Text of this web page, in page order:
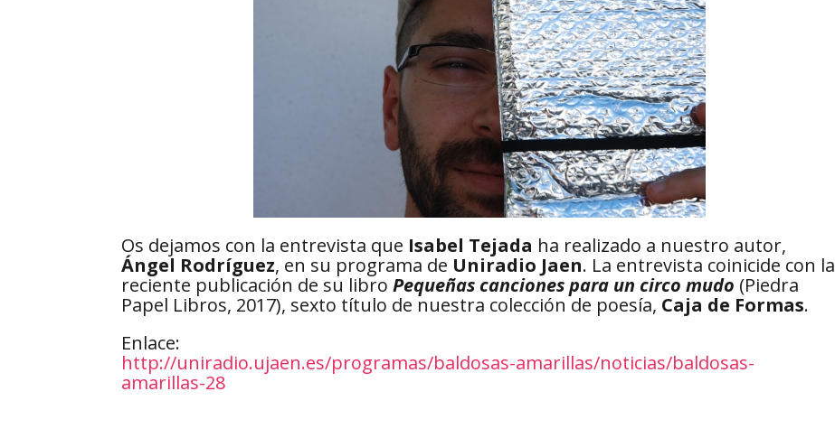
Os dejamos con la entrevista que Isabel Tejada ha realizado a nuestro autor,
Ángel Rodríguez, en su programa de Uniradio Jaen. La entrevista coinicide con la
reciente publicación de su libroPequeñas canciones para un circo mudo (Piedra
Papel Libros, 2017), sexto título de nuestra colección de poesía, Caja de Formas.
Enlace:
http://uniradio.ujaen.es/programas/baldosas-amarillas/noticias/baldosas-
amarillas-28